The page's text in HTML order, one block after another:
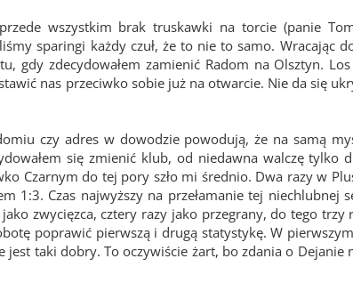
wszystkim brak truskawki na torcie (panie
sparingi każdy czuł, że to nie to samo. Wracając
gdy zdecydowałem zamienić Radom na Olsztyn. Los
nas przeciwko sobie już na otwarcie. Nie da się
czy adres w dowodzie powodują, że na samą
się zmienić klub, od niedawna walczę tylko
Czarnym do tej pory szło mi średnio. Dwa razy w
1:3. Czas najwyższy na przełamanie tej niechlubnej
zwycięzca, cztery razy jako przegrany, do tego trzy
poprawić pierwszą i drugą statystykę. W
jest taki dobry. To oczywiście żart, bo zdania o Dejanie